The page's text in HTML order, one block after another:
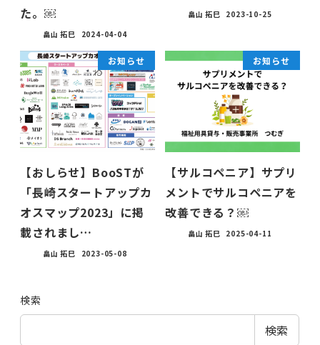
た。￼
畠山 拓巳 2024-04-04
畠山 拓巳 2023-10-25
お知らせ
【おしらせ】BooSTが
「長崎スタートアップカ
オスマップ2023」に掲
載されまし…
畠山 拓巳 2023-05-08
お知らせ
【サルコペニア】サプリ
メントでサルコペニアを
改善できる？￼
畠山 拓巳 2025-04-11
検索
検索